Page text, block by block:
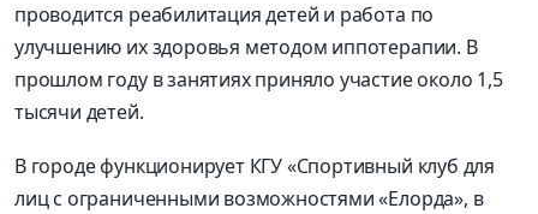
проводится реабилитация детей и работа по
улучшению их здоровья методом иппотерапии. В
прошлом году в занятиях приняло участие около 1,5
тысячи детей.
В городе функционирует КГУ «Спортивный клуб для
лиц с ограниченными возможностями «Елорда», в